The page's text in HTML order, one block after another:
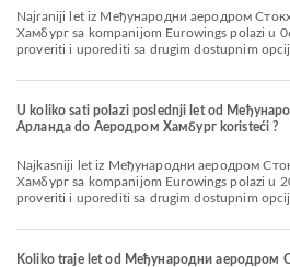
Najraniji let iz Међународни аеродром Стокхолм Арланда za Аеродром
Хамбург sa kompanijom Eurowings polazi u
proveriti i uporediti sa drugim dostupnim
U koliko sati polazi poslednji let od
Арланда do Аеродром Хамбург koristeći ?
Najkasniji let iz Међународни аеродром Стокхолм Арланда za Аеродром
Хамбург sa kompanijom Eurowings polazi u
proveriti i uporediti sa drugim dostupnim
Koliko traje let od Међународни аеродром